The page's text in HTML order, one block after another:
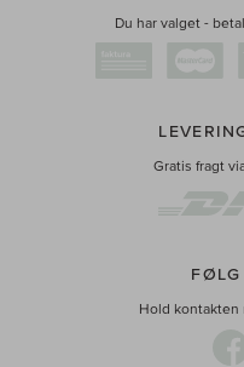
Du har valget -
Gratis fragt
FØLG
Hold